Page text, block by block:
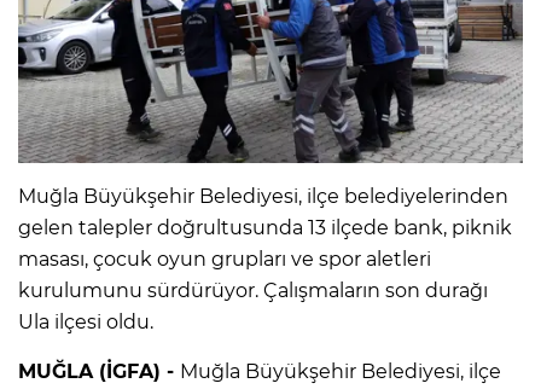
Muğla Büyükşehir Belediyesi, ilçe belediyelerinden
gelen talepler doğrultusunda 13 ilçede bank, piknik
masası, çocuk oyun grupları ve spor aletleri
kurulumunu sürdürüyor. Çalışmaların son durağı
Ula ilçesi oldu.
MUĞLA (İGFA) - Muğla Büyükşehir Belediyesi, ilçe